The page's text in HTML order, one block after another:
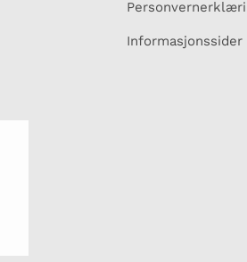
Informasjonssider